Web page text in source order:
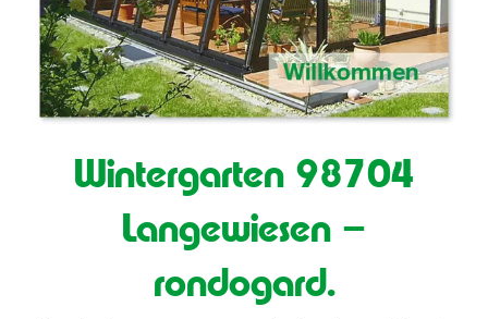
Wintergarten 98704
Langewiesen –
rondogard.